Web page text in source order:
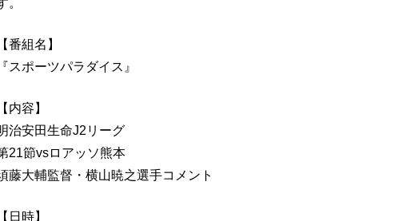
【番組名】
『スポーツパラダイス』
【内容】
治安田生命J2リーグ
21節vsロアッソ熊本
藤大輔監督・横山暁之選手コメント
【日時】